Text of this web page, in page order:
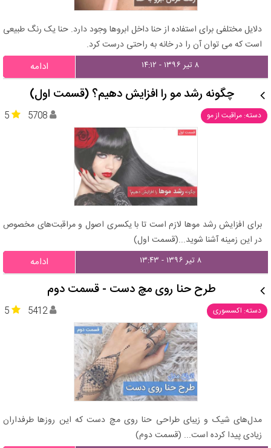
دلایل مختلفی برای استفاده از حنا داخل ابروها وجود دارد. حنا یک رنگ طبیعی
است که می توان آن را در خانه به راحتی درست کرد.
۸ تیر ۱۳۹۶ - ۱۴:۱۲ ادامه
چگونه رشد مو را افزایش دهیم؟ (قسمت اول)
دسته: مراقبت از مو 5 5708
برای افزایش رشد موها لازم است تا با یکسری اصول و مراقبت‌های مخصوص
در این زمینه آشنا شوید...(قسمت اول)
۸ تیر ۱۳۹۶ - ۱۳:۴۳ ادامه
طرح حنا روی مچ دست - قسمت دوم
دسته: اکسسوری 5 5412
مدل‌های شیک و زیبای طراحی حنا روی مچ دست که این روزها طرفداران
زیادی پیدا کرده است... (قسمت دوم)